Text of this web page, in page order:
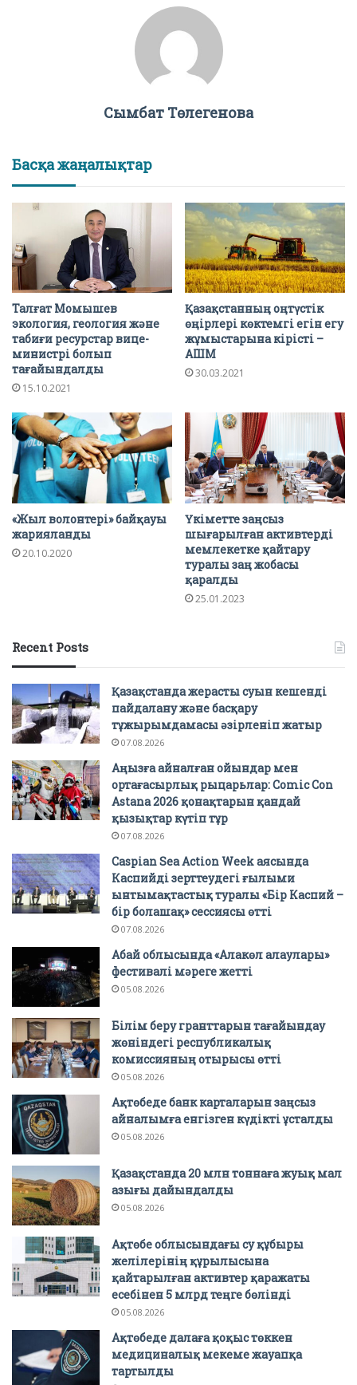
Сымбат Төлегенова
Басқа жаңалықтар
Талғат Момышев
экология, геология және
табиғи ресурстар вице-
министрі болып
тағайындалды
15.10.2021
Қазақстанның оңтүстік
өңірлері көктемгі егін егу
жұмыстарына кірісті –
АШМ
30.03.2021
«Жыл волонтері» байқауы
жарияланды
20.10.2020
Үкіметте заңсыз
шығарылған активтерді
мемлекетке қайтару
туралы заң жобасы
қаралды
25.01.2023
Recent Posts
Қазақстанда жерасты суын кешенді
пайдалану және басқару
тұжырымдамасы әзірленіп жатыр
07.08.2026
Аңызға айналған ойындар мен
ортағасырлық рыцарьлар: Comic Con
Astana 2026 қонақтарын қандай
қызықтар күтіп тұр
07.08.2026
Caspian Sea Action Week аясында
Каспийді зерттеудегі ғылыми
ынтымақтастық туралы «Бір Каспий –
бір болашақ» сессиясы өтті
07.08.2026
Абай облысында «Алакөл алаулары»
фестивалі мәреге жетті
05.08.2026
Білім беру гранттарын тағайындау
жөніндегі республикалық
комиссияның отырысы өтті
05.08.2026
Ақтөбеде банк карталарын заңсыз
айналымға енгізген күдікті ұсталды
05.08.2026
Қазақстанда 20 млн тоннаға жуық мал
азығы дайындалды
05.08.2026
Ақтөбе облысындағы су құбыры
желілерінің құрылысына
қайтарылған активтер қаражаты
есебінен 5 млрд теңге бөлінді
05.08.2026
Ақтөбеде далаға қоқыс төккен
медициналық мекеме жауапқа
тартылды